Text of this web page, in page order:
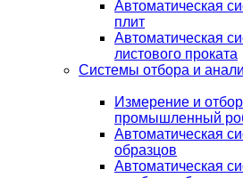
Автоматическая
плит
Автоматическая
листового проката
Системы отбора и
Измерение и
промышленный
Автоматическая
образцов
Автоматическая